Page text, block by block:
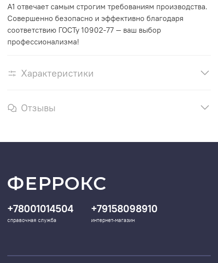
А1 отвечает самым строгим требованиям производства.
Совершенно безопасно и эффективно благодаря
соответствию ГОСТу 10902-77 — ваш выбор
профессионализма!
Характеристики
Отзывы
+78001014504
справочная служба
+79158098910
интернет-магазин
ФЕРРОКС